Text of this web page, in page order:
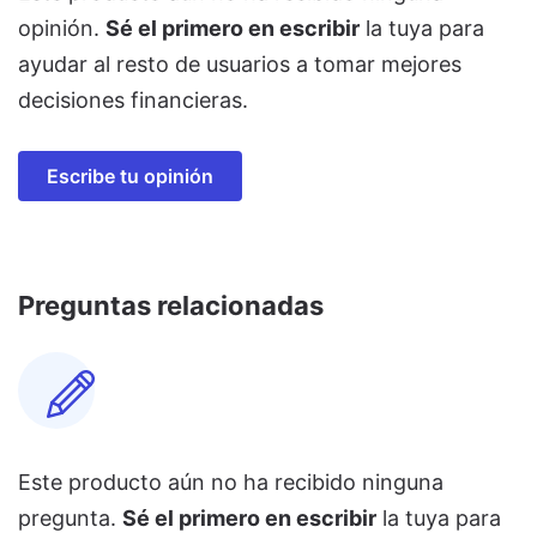
opinión. Sé el primero en escribir la tuya para
ayudar al resto de usuarios a tomar mejores
decisiones financieras.
Escribe tu opinión
Preguntas relacionadas
Este producto aún no ha recibido ninguna
pregunta. Sé el primero en escribir la tuya para